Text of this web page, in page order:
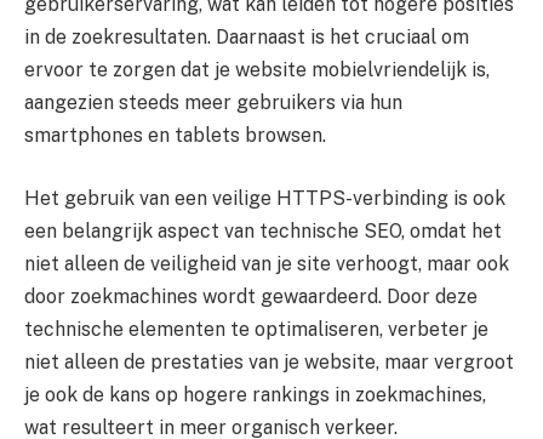
in de zoekresultaten. Daarnaast is het cruciaal om
ervoor te zorgen dat je website mobielvriendelijk is,
aangezien steeds meer gebruikers via hun
smartphones en tablets browsen.
Het gebruik van een veilige HTTPS-verbinding is ook
een belangrijk aspect van technische SEO, omdat het
niet alleen de veiligheid van je site verhoogt, maar ook
door zoekmachines wordt gewaardeerd. Door deze
technische elementen te optimaliseren, verbeter je
niet alleen de prestaties van je website, maar vergroot
je ook de kans op hogere rankings in zoekmachines,
wat resulteert in meer organisch verkeer.